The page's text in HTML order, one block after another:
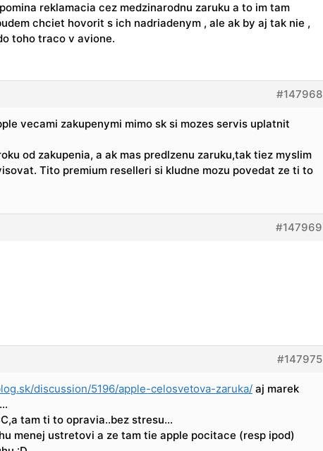
reklamacia cez medzinarodnu zaruku a to im tam
chciet hovorit s ich nadriadenym , ale ak by aj tak nie ,
toho traco v avione.
#147968
vecami zakupenymi mimo sk si mozes servis uplatnit
od zakupenia, a ak mas predlzenu zaruku,tak tiez myslim
Tito premium reselleri si kludne mozu povedat ze ti to
#147969
#147975
discussion/5196/apple-celosvetova-zaruka/ aj marek
tam ti to opravia..bez stresu…
menej ustretovi a ze tam tie apple pocitace (resp ipod)